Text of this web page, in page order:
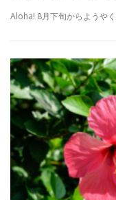
Aloha! 8月下旬からようや